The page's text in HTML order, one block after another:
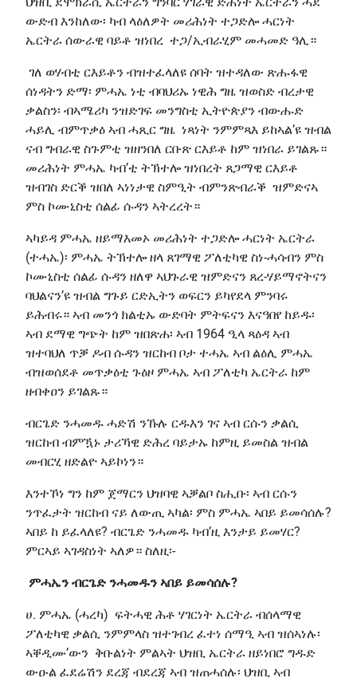
ውድብ እንከለው፡ ካብ ላዕለዎት መሪሕነት ተጋድሎ ሓርነት
ኤርትራ ሰውራዊ ባይቶ ዝነበረ ተጋ/ኢብራሂም መሓመድ ዓሊ።
ገለ ወሃብቲ ርእይቶን ብዝተፈላለዩ ሰባት ዝተዳለው ጽሑፋዊ
ሰነዳትን ድማ፡ ምሓኤ ነቲ ብባህሪኡ ነዊሕ ግዜ ዝወስድ ብረታዊ
ቃልስን፡ ብኣሜሪካ ንዝድገፍ መንግስቲ ኢትዮጵያን ብውሑድ
ሓይሊ ብምጥቃዕ ኣብ ሓጺር ግዜ ነጻነት ንምምጻእ ይከኣል’ዩ ዝብል
ናብ ግብራዊ ስጉምቲ ዝዘንበለ ርቡጽ ርእይቶ ከም ዝነበራ ይገልጹ።
መሪሕነት ምሓኤ ካብ’ቲ ትኽተሎ ዝነበረት ጸጋማዊ ርእይቶ
ዝብገስ ድርቕ ዝበለ ኣነነታዊ ስምዒት ብምንጽብራቕ ዝምድናኣ
ምስ ኮሙኒስቲ ሰልፊ ሱዳን ኣትረረት።
ኣካይዳ ምሓኤ ዘይማእመኦ መሪሕነት ተጋድሎ ሓርነት ኤርትራ
(ተሓኤ)፡ ምሓኤ ትኽተሎ ዘላ ጸገማዊ ፖለቲካዊ ስነ-ሓሳብን ምስ
ኮሙኒስቲ ሰልፊ ሱዳን ዘለዋ ኣህጉራዊ ዝምድናን ጸረ-ሃይማኖትናን
ባህልናን’ዩ ዝብል ግጉይ ርድኢትን ወፍርን ይካየደላ ምንባሩ
ይሕብሩ። ኣብ መንጎ ክልቲኡ ውድባት ምትፍናን እናዓበየ ከይዱ፡
ኣብ ደማዊ ግጭት ከም ዝበጽሐ፡ ኣብ 1964 ዒላ ጻዕዳ ኣብ
ዝተባህለ ጥቓ ዶብ ሱዳን ዝርከብ ቦታ ተሓኤ ኣብ ልዕሊ ምሓኤ
ብዝወሰደቶ መጥቃዕቲ ጉዕዞ ምሓኤ ኣብ ፖለቲካ ኤርትራ ከም
ዘብቀዐን ይገልጹ።
ብርጌድ ንሓመዱ ሓድሽ ንኹሉ ርዱእን ገና ኣብ ርሱን ቃልሲ
ዝርከብ ብምዃኑ ታሪኻዊ ድሕረ ባይታኡ ከምዚ ይመስል ዝብል
መብርሂ ዘድልዮ ኣይኮነን።
እንተኾነ ግን ከም ጀማርን ህዝባዊ ኣቓልቦ ስሒቡ፡ ኣብ ርሱን
ንጥፈታት ዝርከብ ናይ ለውጢ ኣካል፡ ምስ ምሓኤ ኣበይ ይመሳሰሉ?
ኣበይ ከ ይፈላለዩ? ብርጌድ ንሓመዱ ካብ’ዚ እንታይ ይመሃር?
ምርኣይ ኣገዳስነት ኣለዎ። ስለዚ፡-
ምሓኤን ብርጌድ ንሓመዱን ኣበይ ይመሳሰሉ?
ሀ. ምሓኤ (ሓረካ) ፍትሓዊ ሕቶ ሃገርነት ኤርትራ ብሰላማዊ
ፖለቲካዊ ቃልሲ ንምምላስ ዝተገብረ ፈተነ ሰማዒ ኣብ ዝሰኣነሉ፡
ኣቐዲሙ’ውን ቅቡልነት ምልኣት ህዝቢ ኤርትራ ዘይነበሮ ግዱድ
ውዑል ፈደሬሽን ደረጃ ብደረጃ ኣብ ዝጠሓሰሉ፡ ህዝቢ ኣብ